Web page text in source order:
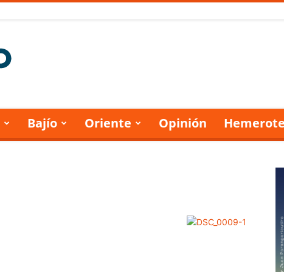
Bajío Oriente Opinión